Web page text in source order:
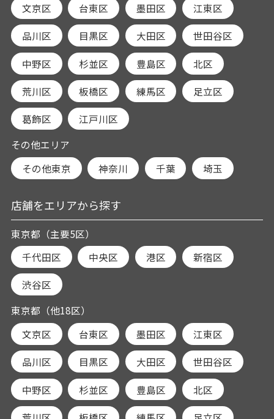
文京区
台東区 墨田区 江東区
品川区 目黒区 大田区 世田谷区
中野区 杉並区 豊島区 北区
荒川区 板橋区 練馬区 足立区
葛飾区
江戸川区
その他エリア
その他東京
神奈川 千葉 埼玉
店舗をエリアから探す
東京都（主要5区）
千代田区
中央区 港区 新宿区
渋谷区
東京都（他18区）
文京区
台東区 墨田区 江東区
品川区 目黒区 大田区 世田谷区
中野区 杉並区 豊島区 北区